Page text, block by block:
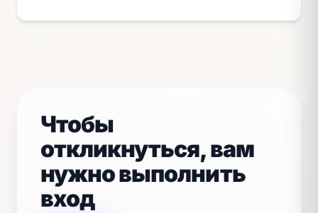
Чтобы
откликнуться, вам
нужно выполнить
вход